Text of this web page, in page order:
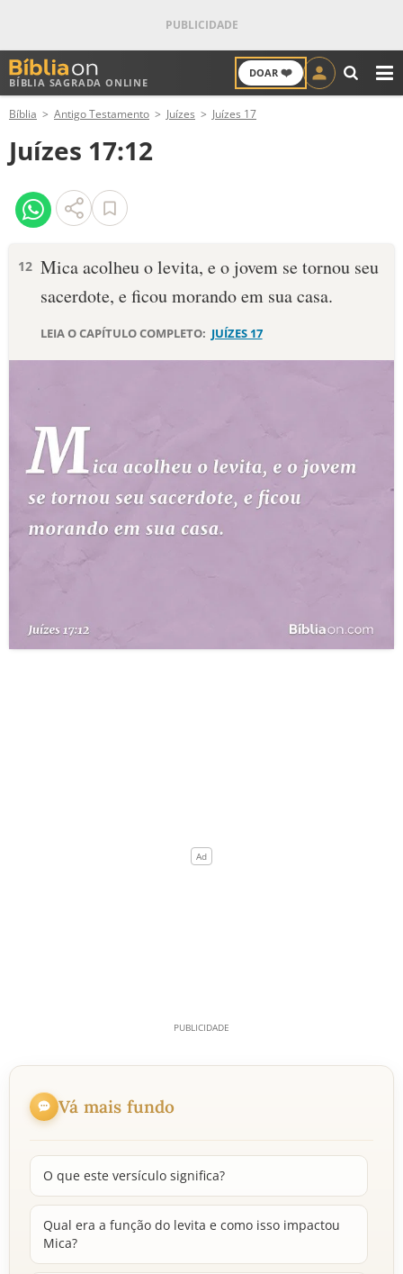
BÍBLIA SAGRADA ONLINE
DOAR ❤️
ANTIGO TESTAMENTO
NOVO TESTAMENTO
VERSÍCULOS
PALAVRA DO DIA
10 MANDAMENTOS
ESTUDOS BÍBLICOS
ESBOÇOS DE PREGAÇÃO
PERGUNTE À BÍBLIA
Bíblia Antigo Testamento Juízes Juízes 17
Juízes 17:12
12 Mica acolheu o levita, e o jovem se tornou seu
sacerdote, e ficou morando em sua casa.
LEIA O CAPÍTULO COMPLETO: JUÍZES 17
Vá mais fundo
O que este versículo significa?
Qual era a função do levita e como isso impactou
Mica?